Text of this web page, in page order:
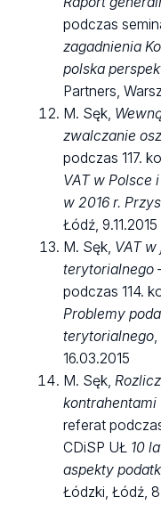
podczas
zagadnienia
polska
Partners,
M. Sęk,
zwalczanie
podczas 117.
VAT w Polsce
w 2016 r.
Łódź, 9.11.2015
M. Sęk, VAT
terytorialnego
podczas 114.
Problemy
terytorialnego
16.03.2015
M. Sęk,
kontrahentami
referat
CDiSP UŁ 10
aspekty
Łódzki, Łódź,